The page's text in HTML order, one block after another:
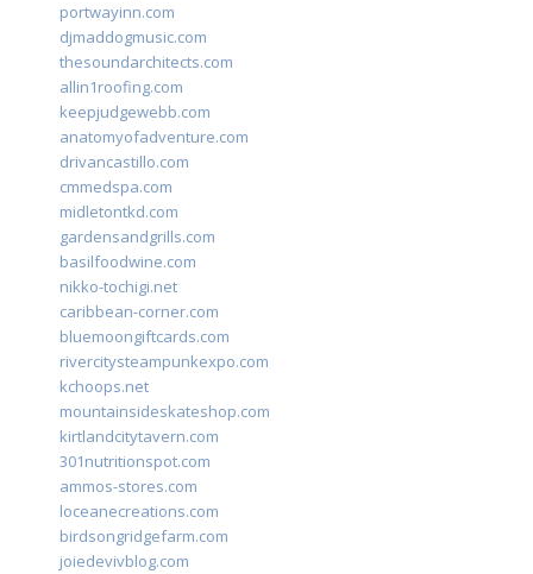
portwayinn.com
djmaddogmusic.com
thesoundarchitects.com
allin1roofing.com
keepjudgewebb.com
anatomyofadventure.com
drivancastillo.com
cmmedspa.com
midletontkd.com
gardensandgrills.com
basilfoodwine.com
nikko-tochigi.net
caribbean-corner.com
bluemoongiftcards.com
rivercitysteampunkexpo.com
kchoops.net
mountainsideskateshop.com
kirtlandcitytavern.com
301nutritionspot.com
ammos-stores.com
loceanecreations.com
birdsongridgefarm.com
joiedevivblog.com